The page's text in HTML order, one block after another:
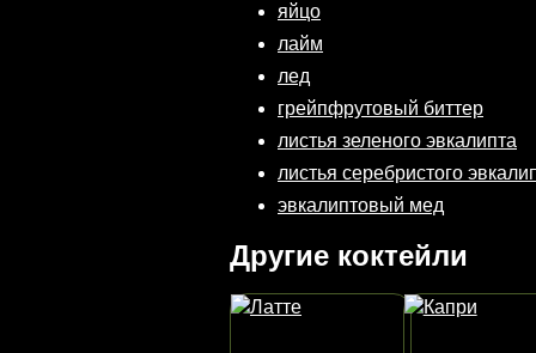
яйцо
лайм
лед
грейпфрутовый биттер
листья зеленого эвкалипта
листья серебристого
эвкалиптовый мед
Другие коктейли